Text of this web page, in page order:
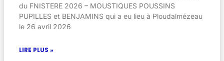
du FNISTERE 2026 – MOUSTIQUES POUSSINS
PUPILLES et BENJAMINS qui a eu lieu à Ploudalmézeau
le 26 avril 2026
LIRE PLUS »